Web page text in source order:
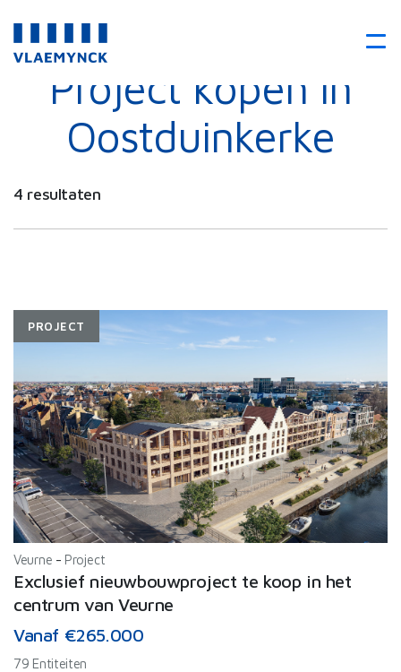
Project kopen in
Oostduinkerke
4 resultaten
PROJECT
Veurne - Project
Exclusief nieuwbouwproject te koop in het
centrum van Veurne
Vanaf €265.000
79 Entiteiten